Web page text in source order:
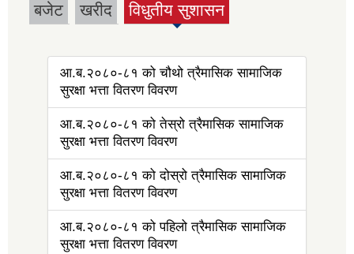
बजेट खरीद विधुतीय सुशासन
(active tab)
आ.ब.२०८०-८१ को चौथो त्रैमासिक सामाजिक
सुरक्षा भत्ता वितरण विवरण
आ.ब.२०८०-८१ को तेस्रो त्रैमासिक सामाजिक
सुरक्षा भत्ता वितरण विवरण
आ.ब.२०८०-८१ को दोस्रो त्रैमासिक सामाजिक
सुरक्षा भत्ता वितरण विवरण
आ.ब.२०८०-८१ को पहिलो त्रैमासिक सामाजिक
सुरक्षा भत्ता वितरण विवरण